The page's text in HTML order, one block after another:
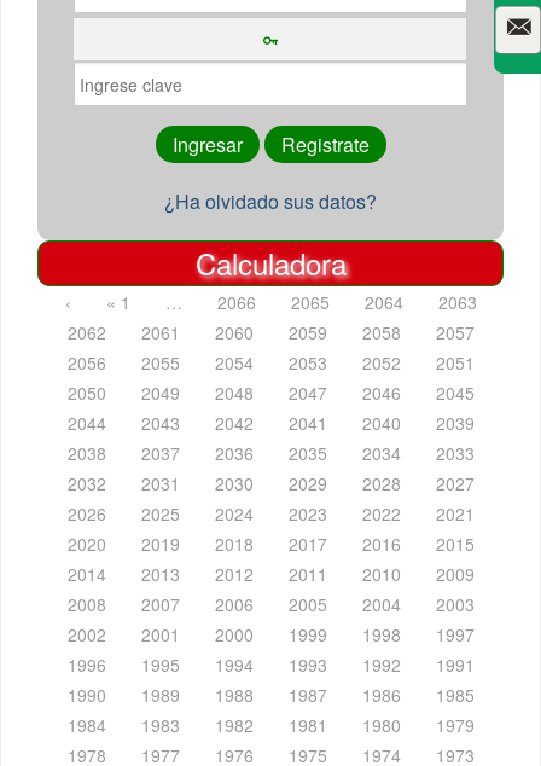
¿Ha olvidado sus datos?
Calculadora
‹ « 1 … 2066 2065 2064
2063
2062
2061 2060 2059 2058
2057
2056
2055 2054 2053 2052
2051
2050
2049 2048 2047 2046
2045
2044
2043 2042 2041 2040
2039
2038
2037 2036 2035 2034
2033
2032
2031 2030 2029 2028
2027
2026
2025 2024 2023 2022
2021
2020
2019 2018 2017 2016
2015
2014
2013 2012 2011 2010
2009
2008
2007 2006 2005 2004
2003
2002
2001 2000 1999 1998
1997
1996
1995 1994 1993 1992
1991
1990
1989 1988 1987 1986
1985
1984
1983 1982 1981 1980
1979
1978
1977 1976 1975 1974
1973